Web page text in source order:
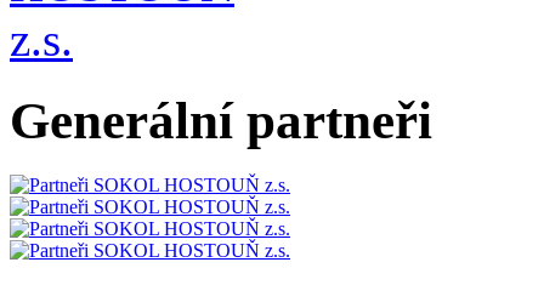
Generální partneři